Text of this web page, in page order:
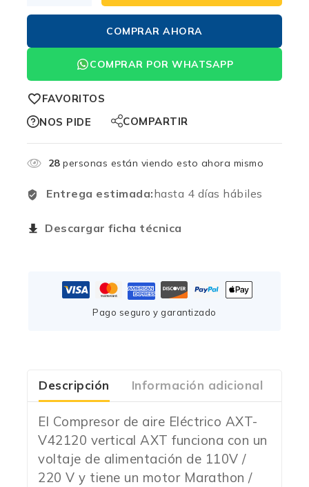
COMPRAR AHORA
COMPRAR POR WHATSAPP
FAVORITOS
NOS PIDE
COMPARTIR
28personas están viendo esto ahora mismo
Entrega estimada:hasta 4 días hábiles
Descargar ficha técnica
Pago seguro y garantizado
Descripción Información adicional
El Compresor de aire Eléctrico AXT-
V42120 vertical AXT funciona con un
voltaje de alimentación de 110V /
220 V y tiene un motor Marathon /